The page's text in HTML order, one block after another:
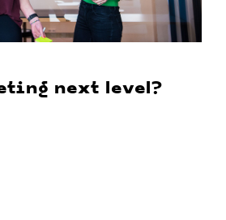
next level?